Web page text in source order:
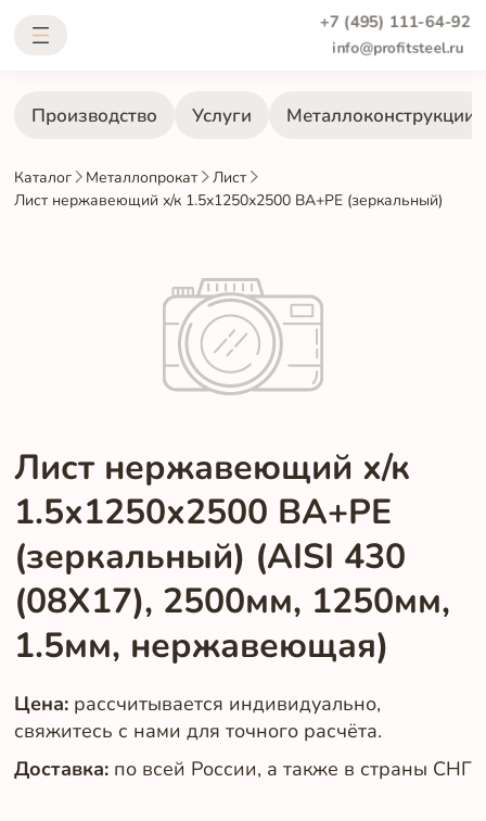
+7 (495) 111-64-92
info@profitsteel.ru
Производство Услуги Металлоконструкции
Каталог Металлопрокат
Лист
Лист нержавеющий х/к 1.5х1250х2500 BA+PE (зеркальный)
Лист нержавеющий х/к
1.5х1250х2500 BA+PE
(зеркальный) (AISI 430
(08Х17), 2500мм, 1250мм,
1.5мм, нержавеющая)
Цена: рассчитывается индивидуально,
свяжитесь с нами для точного расчёта.
Доставка: по всей России, а также в страны СНГ